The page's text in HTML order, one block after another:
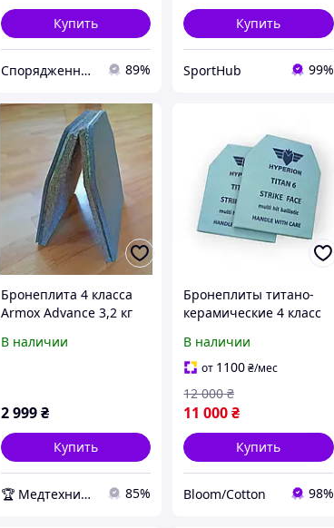
Купить
Спорядження UA 89%
Купить
SportHub 99%
Бронеплита 4 класса
Armox Advance 3,2 кг
Сертифікат
В наличии
2 999₴
Купить
🏆 Медтехника — 20 лет надежности 85%
Бронеплиты титано-
керамические 4 класс
(комплект 2 шт, 2,2 кг)
В наличии
от 1100₴/мес
11 000₴
12 000 ₴
Купить
Bloom/Cotton 98%